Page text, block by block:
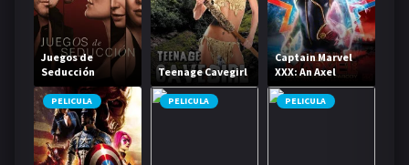
Juegos de
Seducción
Teenage Cavegirl
Captain Marvel
XXX: An Axel
Braun Parody
PELICULA PELICULA PELICULA